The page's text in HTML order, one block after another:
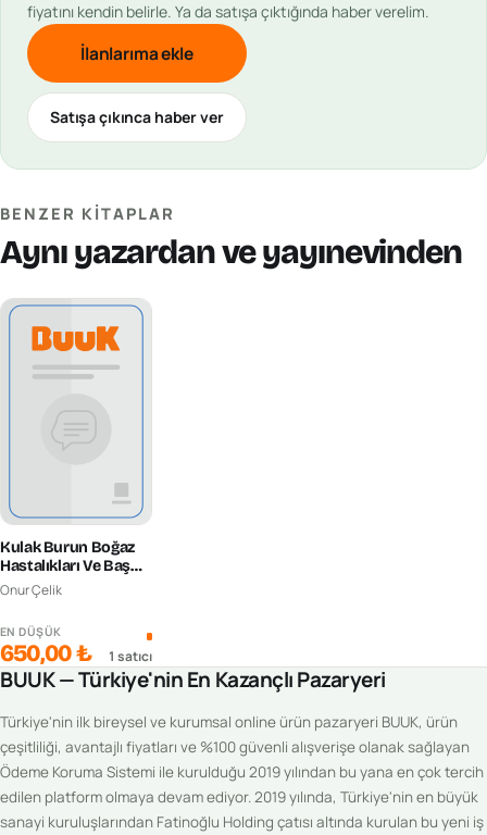
fiyatını kendin belirle. Ya da satışa çıktığında haber verelim.
İlanlarıma ekle
Satışa çıkınca haber ver
BENZER KITAPLAR
Aynı yazardan ve yayınevinden
Kulak Burun Boğaz
Hastalıkları Ve Baş
Boyun Cerrahisi
Onur Çelik
EN DÜŞÜK
650,00 ₺ 1 satıcı
BUUK — Türkiye'nin En Kazançlı Pazaryeri
Türkiye'nin ilk bireysel ve kurumsal online ürün pazaryeri BUUK, ürün
çeşitliliği, avantajlı fiyatları ve %100 güvenli alışverişe olanak sağlayan
Ödeme Koruma Sistemi ile kurulduğu 2019 yılından bu yana en çok tercih
edilen platform olmaya devam ediyor. 2019 yılında, Türkiye'nin en büyük
sanayi kuruluşlarından Fatinoğlu Holding çatısı altında kurulan bu yeni iş